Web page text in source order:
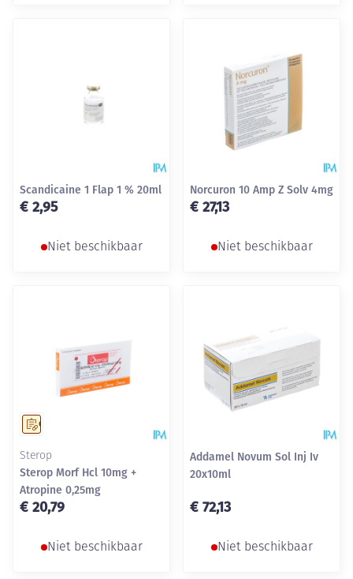
Scandicaine 1 Flap 1 % 20ml
€ 2,95
Niet beschikbaar
Norcuron 10 Amp Z Solv 4mg
€ 27,13
Niet beschikbaar
Op voorschrift
Sterop
Sterop Morf Hcl 10mg +
Atropine 0,25mg
€ 20,79
Niet beschikbaar
Addamel Novum Sol Inj Iv
20x10ml
€ 72,13
Niet beschikbaar